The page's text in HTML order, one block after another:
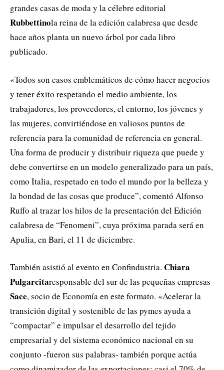
grandes casas de moda y la célebre editorial
Rubbettinola reina de la edición calabresa que desde
hace años planta un nuevo árbol por cada libro
publicado.
«Todos son casos emblemáticos de cómo hacer negocios
y tener éxito respetando el medio ambiente, los
trabajadores, los proveedores, el entorno, los jóvenes y
las mujeres, convirtiéndose en valiosos puntos de
referencia para la comunidad de referencia en general.
Una forma de producir y distribuir riqueza que puede y
debe convertirse en un modelo generalizado para un país,
como Italia, respetado en todo el mundo por la belleza y
la bondad de las cosas que produce”, comentó Alfonso
Ruffo al trazar los hilos de la presentación del Edición
calabresa de “Fenomeni”, cuya próxima parada será en
Apulia, en Bari, el 11 de diciembre.
También asistió al evento en Confindustria. Chiara
Pulgarcitaresponsable del sur de las pequeñas empresas
Sace, socio de Economía en este formato. «Acelerar la
transición digital y sostenible de las pymes ayuda a
“compactar” e impulsar el desarrollo del tejido
empresarial y del sistema económico nacional en su
conjunto -fueron sus palabras- también porque actúa